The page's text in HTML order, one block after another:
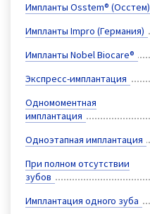
Импланты Osstem® (Осстем)
Импланты Impro (Германия)
Импланты Nobel Biocare®
Экспресс-имплантация
Одномоментная
имплантация
Одноэтапная имплантация
При полном отсутствии
зубов
Имплантация одного зуба